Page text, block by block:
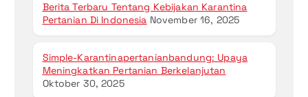
Berita Terbaru Tentang Kebijakan Karantina
Pertanian Di Indonesia November 16, 2025
Simple-Karantinapertanianbandung: Upaya
Meningkatkan Pertanian Berkelanjutan
Oktober 30, 2025